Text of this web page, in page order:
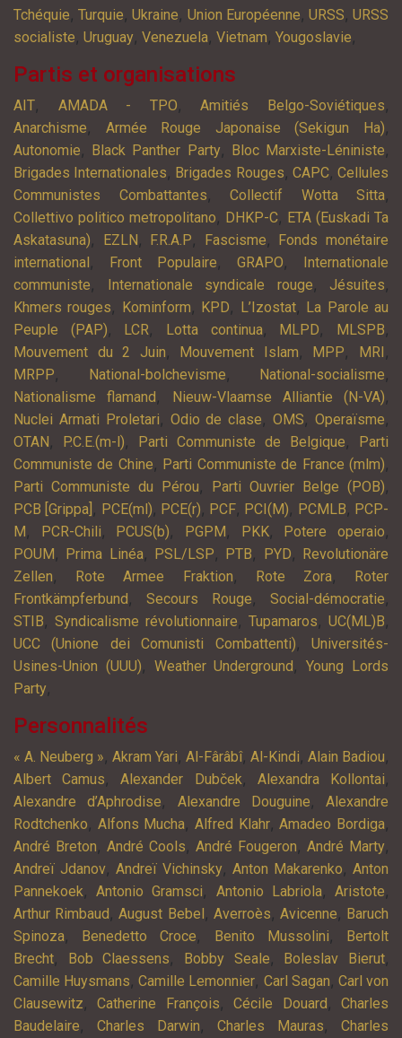
Tchéquie,Turquie,Ukraine, Union Européenne, URSS,URSS
socialiste, Uruguay, Venezuela, Vietnam, Yougoslavie,
Partis et organisations
AIT, AMADA - TPO,Amitiés Belgo-Soviétiques,
Anarchisme, Armée Rouge Japonaise (Sekigun Ha),
Autonomie, Black Panther Party, Bloc Marxiste-Léniniste,
Brigades Internationales, Brigades Rouges, CAPC,Cellules
Communistes Combattantes, Collectif Wotta Sitta,
Collettivo politico metropolitano, DHKP-C, ETA (Euskadi Ta
Askatasuna), EZLN , F.R.A.P, Fascisme,
Fonds monétaire
international , Front Populaire, GRAPO,
Internationale
communiste, Internationale syndicale rouge, Jésuites,
Khmers rouges, Kominform, KPD, L’Izostat, La Parole au
Peuple (PAP), LCR, Lotta continua, MLPD, MLSPB,
Mouvement du 2 Juin, Mouvement Islam, MPP, MRI ,
MRPP, National-bolchevisme, National-socialisme,
Nationalisme flamand , Nieuw-Vlaamse Alliantie (N-VA),
Nuclei Armati Proletari, Odio de clase,OMS,Operaïsme,
OTAN , P.C.E.(m-l), Parti Communiste de Belgique,
Parti
Communiste de Chine, Parti Communiste de France (mlm),
Parti Communiste du Pérou, Parti Ouvrier Belge (POB),
PCB [Grippa] , PCE(ml), PCE(r), PCF, PCI(M), PCMLB, PCP-
M , PCR-Chili, PCUS(b), PGPM , PKK, Potere operaio,
POUM , Prima Linéa, PSL/LSP, PTB, PYD,
Revolutionäre
Zellen, Rote Armee Fraktion, Rote Zora,
Roter
Frontkämpferbund , Secours Rouge, Social-démocratie,
STIB, Syndicalisme révolutionnaire, Tupamaros, UC(ML)B,
UCC (Unione dei Comunisti Combattenti),Universités-
Usines-Union (UUU), Weather Underground ,Young Lords
Party,
Personnalités
« A. Neuberg », Akram Yari, Al-Fârâbî, Al-Kindi, Alain Badiou,
Albert Camus,Alexander Dubček, Alexandra Kollontai,
Alexandre d’Aphrodise, Alexandre Douguine, Alexandre
Rodtchenko, Alfons Mucha,Alfred Klahr,Amadeo Bordiga,
André Breton, André Cools, André Fougeron, André Marty,
Andreï Jdanov, Andreï Vichinsky, Anton Makarenko, Anton
Pannekoek,Antonio Gramsci, Antonio Labriola,Aristote,
Arthur Rimbaud ,August Bebel , Averroès, Avicenne, Baruch
Spinoza, Benedetto Croce, Benito Mussolini,
Bertolt
Brecht, Bob Claessens, Bobby Seale, Boleslav Bierut,
Camille Huysmans,Camille Lemonnier, Carl Sagan, Carl von
Clausewitz,Catherine François,Cécile Douard ,Charles
Baudelaire, Charles Darwin, Charles Mauras, Charles